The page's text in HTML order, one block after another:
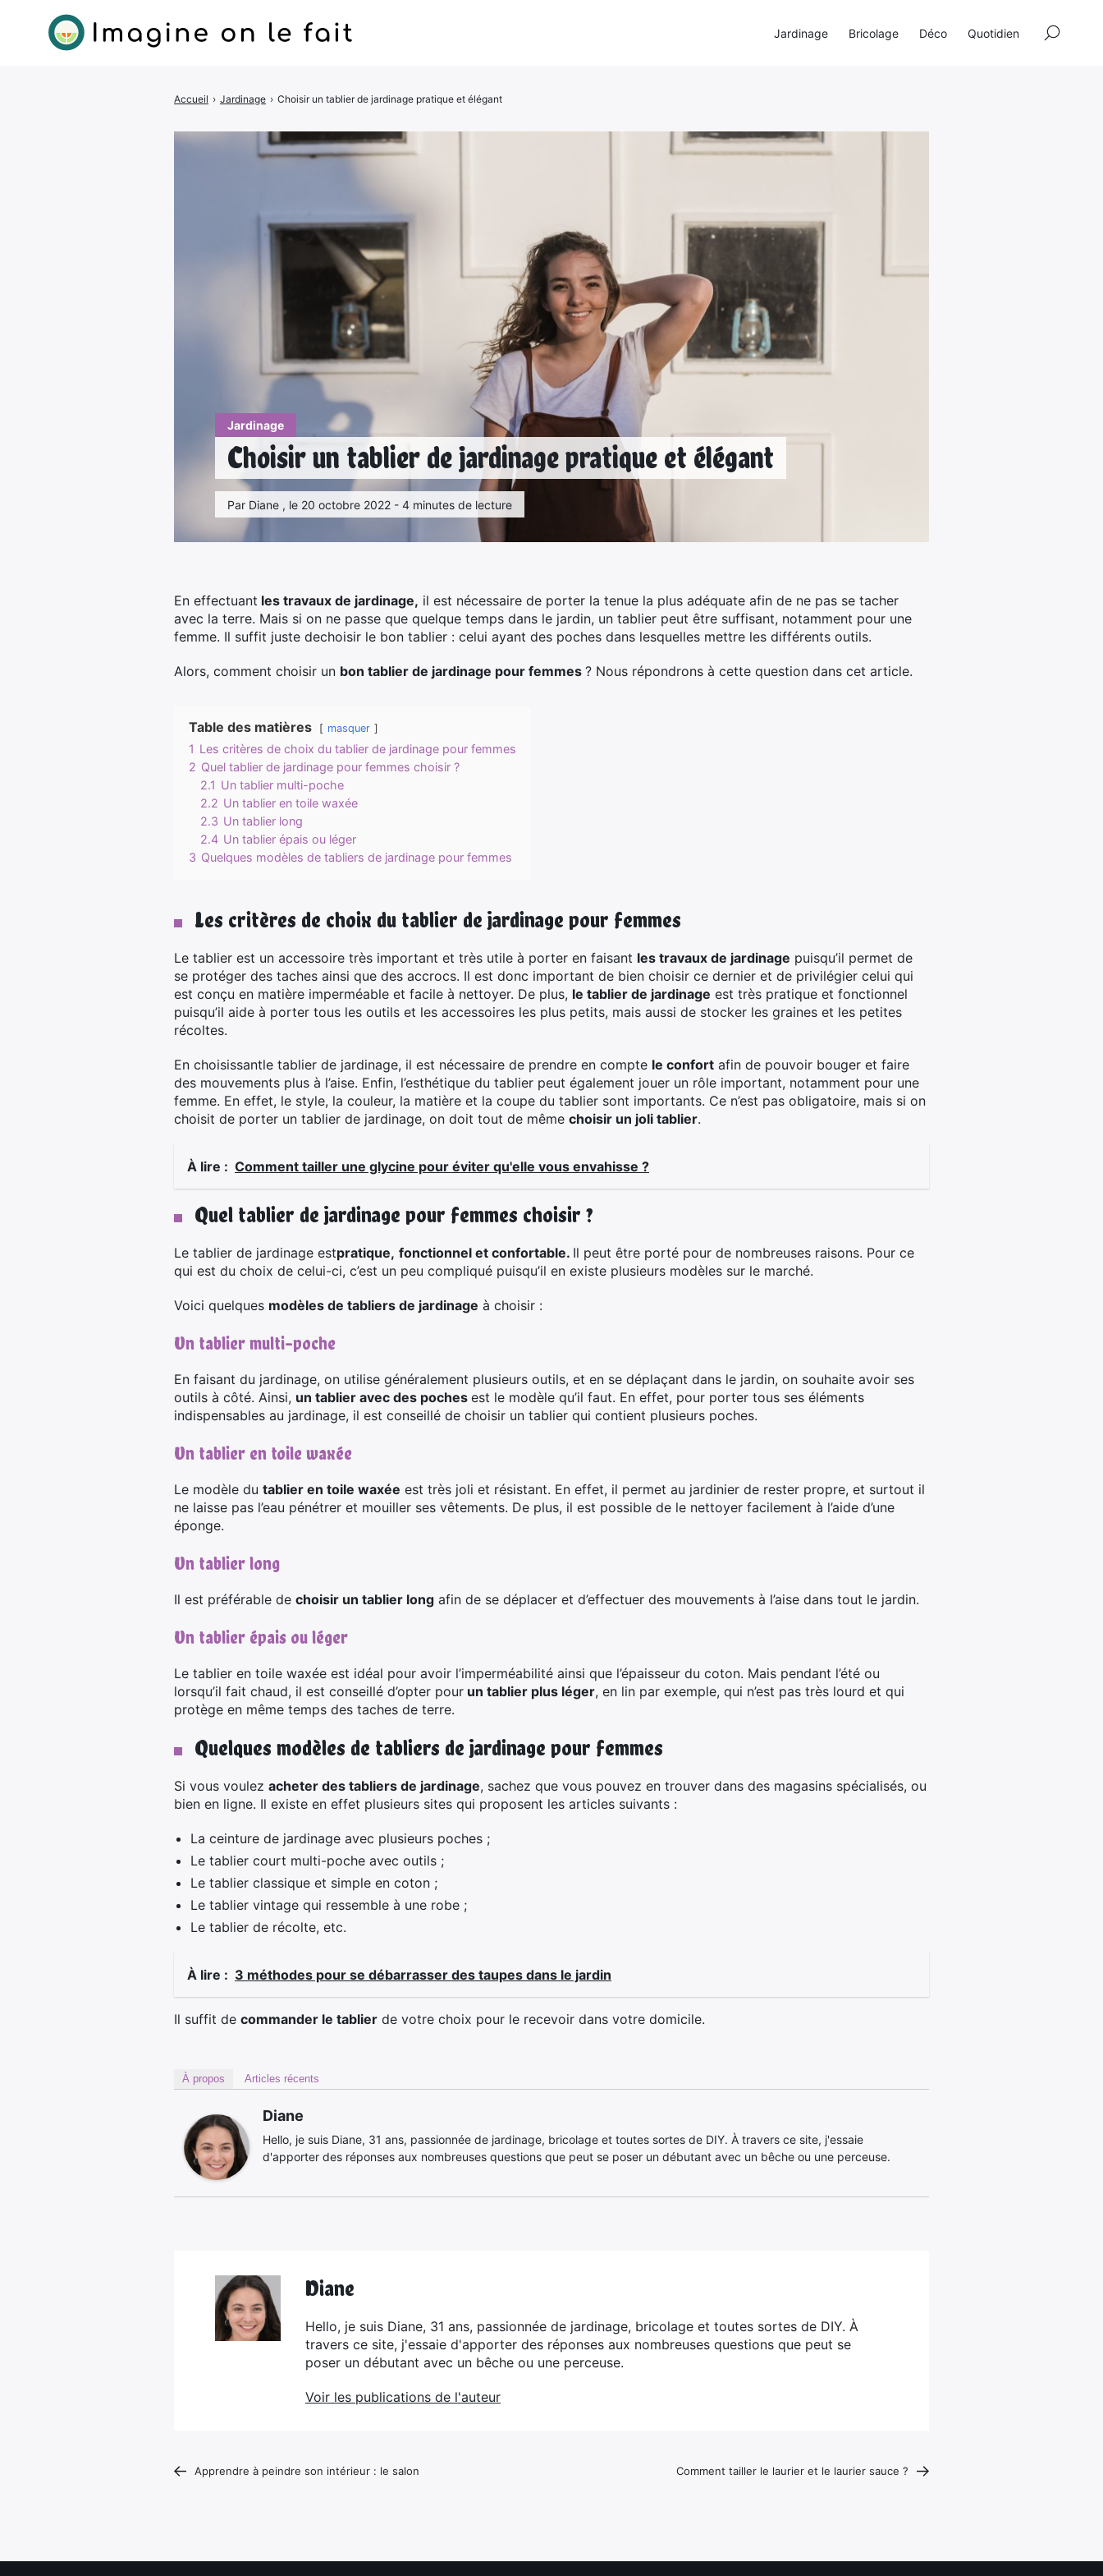
Jardinage
Choisir un tablier de jardinage pratique et élégant
Par Diane , le 20 octobre 2022 - 4 minutes de lecture
Accueil › Jardinage › Choisir un tablier de jardinage pratique et élégant
En effectuant les travaux de jardinage, il est nécessaire de porter la tenue la plus adéquate afin de ne pas se tacher
avec la terre. Mais si on ne passe que quelque temps dans le jardin, un tablier peut être suffisant, notamment pour une
femme. Il suffit juste dechoisir le bon tablier : celui ayant des poches dans lesquelles mettre les différents outils.
Alors, comment choisir un bon tablier de jardinage pour femmes ? Nous répondrons à cette question dans cet article.
Table des matières masquer
1 Les critères de choix du tablier de jardinage pour femmes
2 Quel tablier de jardinage pour femmes choisir ?
2.1 Un tablier multi-poche
2.2 Un tablier en toile waxée
2.3 Un tablier long
2.4 Un tablier épais ou léger
3 Quelques modèles de tabliers de jardinage pour femmes
Les critères de choix du tablier de jardinage pour femmes
Le tablier est un accessoire très important et très utile à porter en faisant les travaux de jardinage puisqu’il permet de
se protéger des taches ainsi que des accrocs. Il est donc important de bien choisir ce dernier et de privilégier celui qui
est conçu en matière imperméable et facile à nettoyer. De plus, le tablier de jardinage est très pratique et fonctionnel
puisqu’il aide à porter tous les outils et les accessoires les plus petits, mais aussi de stocker les graines et les petites
récoltes.
En choisissantle tablier de jardinage, il est nécessaire de prendre en compte le confort afin de pouvoir bouger et faire
des mouvements plus à l’aise. Enfin, l’esthétique du tablier peut également jouer un rôle important, notamment pour une
femme. En effet, le style, la couleur, la matière et la coupe du tablier sont importants. Ce n’est pas obligatoire, mais si on
choisit de porter un tablier de jardinage, on doit tout de même choisir un joli tablier.
À lire : Comment tailler une glycine pour éviter qu'elle vous envahisse ?
Quel tablier de jardinage pour femmes choisir ?
Le tablier de jardinage estpratique, fonctionnel et confortable. Il peut être porté pour de nombreuses raisons. Pour ce
qui est du choix de celui-ci, c’est un peu compliqué puisqu’il en existe plusieurs modèles sur le marché.
Voici quelques modèles de tabliers de jardinage à choisir :
Un tablier multi-poche
En faisant du jardinage, on utilise généralement plusieurs outils, et en se déplaçant dans le jardin, on souhaite avoir ses
outils à côté. Ainsi, un tablier avec des poches est le modèle qu’il faut. En effet, pour porter tous ses éléments
indispensables au jardinage, il est conseillé de choisir un tablier qui contient plusieurs poches.
Un tablier en toile waxée
Le modèle du tablier en toile waxée est très joli et résistant. En effet, il permet au jardinier de rester propre, et surtout il
ne laisse pas l’eau pénétrer et mouiller ses vêtements. De plus, il est possible de le nettoyer facilement à l’aide d’une
éponge.
Un tablier long
Il est préférable de choisir un tablier long afin de se déplacer et d’effectuer des mouvements à l’aise dans tout le jardin.
Un tablier épais ou léger
Le tablier en toile waxée est idéal pour avoir l’imperméabilité ainsi que l’épaisseur du coton. Mais pendant l’été ou
lorsqu’il fait chaud, il est conseillé d’opter pour un tablier plus léger, en lin par exemple, qui n’est pas très lourd et qui
protège en même temps des taches de terre.
Quelques modèles de tabliers de jardinage pour femmes
Si vous voulez acheter des tabliers de jardinage, sachez que vous pouvez en trouver dans des magasins spécialisés, ou
bien en ligne. Il existe en effet plusieurs sites qui proposent les articles suivants :
La ceinture de jardinage avec plusieurs poches ;
Le tablier court multi-poche avec outils ;
Le tablier classique et simple en coton ;
Le tablier vintage qui ressemble à une robe ;
Le tablier de récolte, etc.
À lire : 3 méthodes pour se débarrasser des taupes dans le jardin
Il suffit de commander le tablier de votre choix pour le recevoir dans votre domicile.
À propos Articles récents
Diane
Hello, je suis Diane, 31 ans, passionnée de jardinage, bricolage et toutes sortes de DIY. À travers ce site, j'essaie
d'apporter des réponses aux nombreuses questions que peut se poser un débutant avec un bêche ou une perceuse.
Diane
Hello, je suis Diane, 31 ans, passionnée de jardinage, bricolage et toutes sortes de DIY. À
travers ce site, j'essaie d'apporter des réponses aux nombreuses questions que peut se
poser un débutant avec un bêche ou une perceuse.
Voir les publications de l'auteur
Apprendre à peindre son intérieur : le salon Comment tailler le laurier et le laurier sauce ?
Jardinage Bricolage Déco Quotidien
Rechercher